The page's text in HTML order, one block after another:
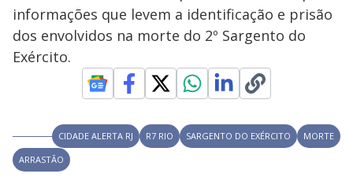
i
d
e
informações que levem a identificação e prisão
dos envolvidos na morte do 2º Sargento do
Exército.
CIDADE ALERTA RJ R7 RIO SARGENTO DO EXÉRCITO
MORTE
ARRASTÃO